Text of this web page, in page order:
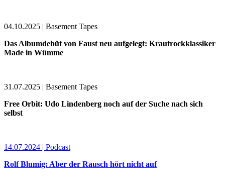
04.10.2025 | Basement Tapes
Das Albumdebüt von Faust neu aufgelegt: Krautrockklassiker
Made in Wümme
31.07.2025 | Basement Tapes
Free Orbit: Udo Lindenberg noch auf der Suche nach sich
selbst
14.07.2024 | Podcast
Rolf Blumig: Aber der Rausch hört nicht auf